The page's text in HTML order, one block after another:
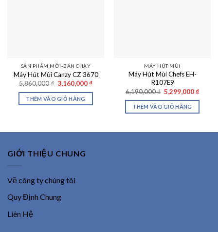
SẢN PHẨM MỚI-BÁN CHẠY
Máy Hút Mùi Canzy CZ 3670
5,860,000₫ Giá
gốc
là:
5,860,000 ₫.
3,160,000 ₫Giá
THÊM VÀO GIỎ HÀNG
MÁY HÚT MÙI
Máy Hút Mùi Chefs EH-
R107E9
6,190,000₫ Giá
gốc
là:
6,190,000 ₫.
5,299,000 ₫Giá
THÊM VÀO GIỎ HÀNG
GIỚI THIỆU CHUNG
Về công ty chúng tôi
Quy Định Chung
Liên Hệ